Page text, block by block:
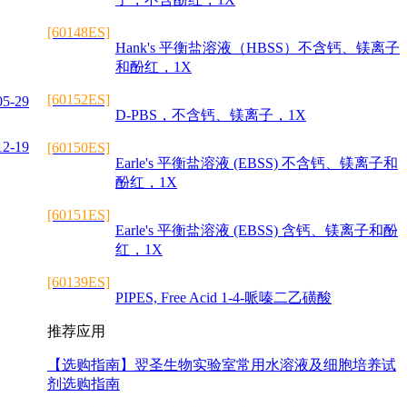
29
19
[60148ES]
Hank's 平衡盐溶液（HBSS）不含钙、镁离子
和酚红，1X
[60152ES]
D-PBS，不含钙、镁离子，1X
[60150ES]
Earle's 平衡盐溶液 (EBSS) 不含钙、镁离子和
酚红，1X
[60151ES]
Earle's 平衡盐溶液 (EBSS) 含钙、镁离子和酚
红，1X
[60139ES]
PIPES, Free Acid 1-4-哌嗪二乙磺酸
推荐应用
【选购指南】 翌圣生物实验室常用水溶液及细胞培养试
剂选购指南